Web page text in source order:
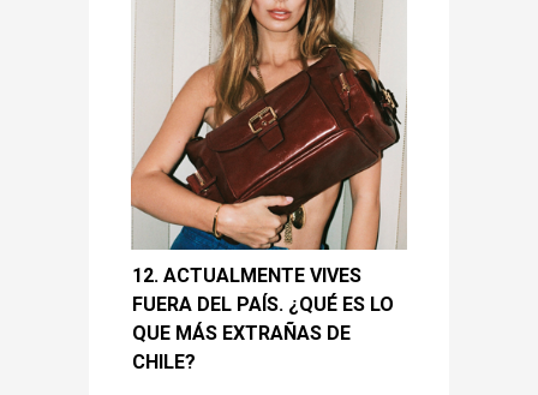
12. ACTUALMENTE VIVES
FUERA DEL PAÍS. ¿QUÉ ES LO
QUE MÁS EXTRAÑAS DE
CHILE?